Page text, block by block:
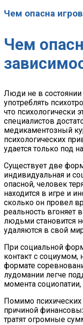
Чем опасна
Чем
Люди не в состоянии
употреблять
что психологически
специалистов
медикаментозный
психологических
удается только под
Существует две
индивидуальная и
опасной, человек
находится в игре и
сколько он провел
реальность
людьми становится
удаляются в свой
При социальной
контакт с социумом,
формате
лудомании легче
момента
Помимо психических
причиной
тратят огромные